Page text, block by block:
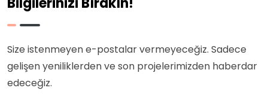
Size istenmeyen e-postalar vermeyeceğiz. Sadece
gelişen yeniliklerden ve son projelerimizden haberdar
edeceğiz.